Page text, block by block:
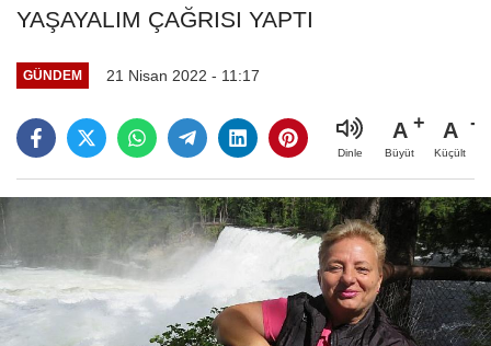
YAŞAYALIM ÇAĞRISI YAPTI
GÜNDEM 21 Nisan 2022 - 11:17
Dinle
A
Büyüt
A
Küçült